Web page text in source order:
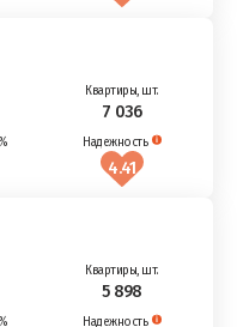
7 036
4.41
5 898